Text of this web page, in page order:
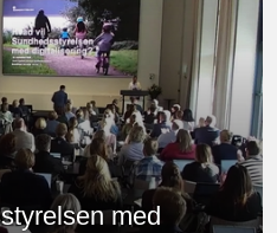
med